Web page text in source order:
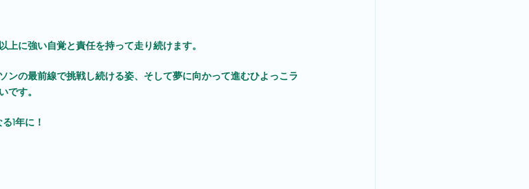
に強い自覚と責任を持って走り続けます。
ンの最前線で挑戦し続ける姿、そして夢に向かって進むひよっこラ
です。
1年に！